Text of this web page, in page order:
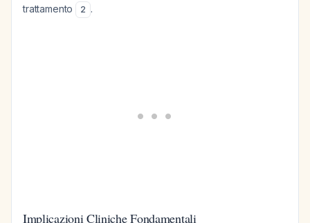
trattamento
2 .
Implicazioni Cliniche Fondamentali